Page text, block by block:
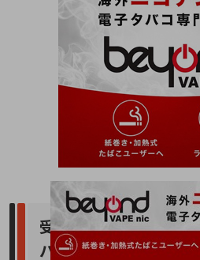
受動喫煙防止法は電
バコも対象になる？ま